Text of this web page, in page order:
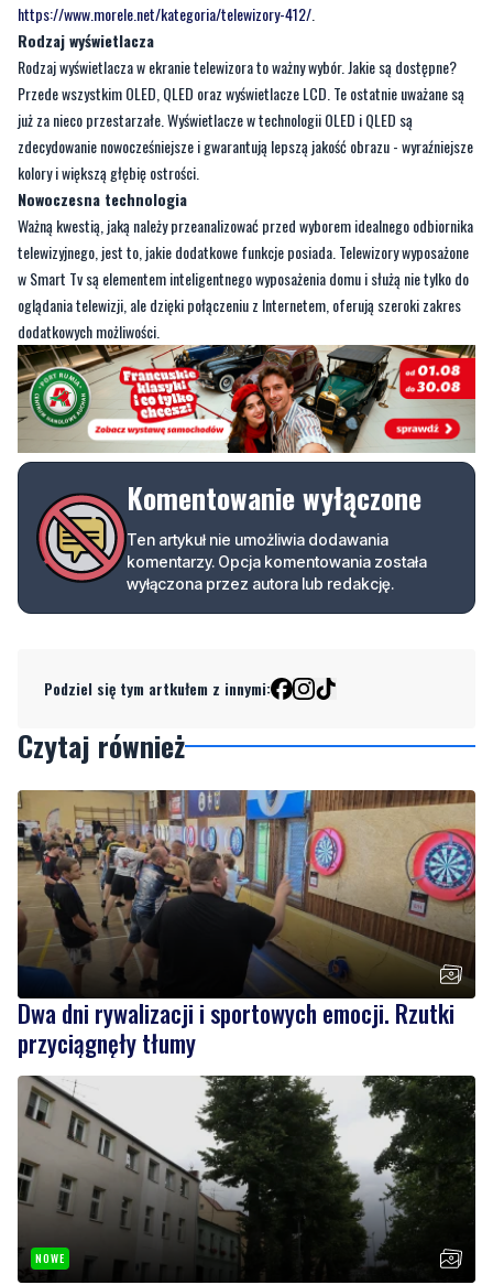
Przede wszystkim OLED, QLED oraz wyświetlacze LCD. Te ostatnie uważane są
już za nieco przestarzałe. Wyświetlacze w technologii OLED i QLED są
zdecydowanie nowocześniejsze i gwarantują lepszą jakość obrazu - wyraźniejsze
kolory i większą głębię ostrości.
Nowoczesna technologia
Ważną kwestią, jaką należy przeanalizować przed wyborem idealnego odbiornika
telewizyjnego, jest to, jakie dodatkowe funkcje posiada. Telewizory wyposażone
w Smart Tv są elementem inteligentnego wyposażenia domu i służą nie tylko do
oglądania telewizji, ale dzięki połączeniu z Internetem, oferują szeroki zakres
dodatkowych możliwości.
Komentowanie wyłączone
Ten artykuł nie umożliwia dodawania
wyłączona przez autora lub redakcję.
Podziel się tym artkułem z innymi:
Dwa dni rywalizacji i sportowych emocji. Rzutki
przyciągnęły tłumy
NOWE
Drzewa pod lupą specjalistów. Sprawdzają ich
kondycję i stabilność